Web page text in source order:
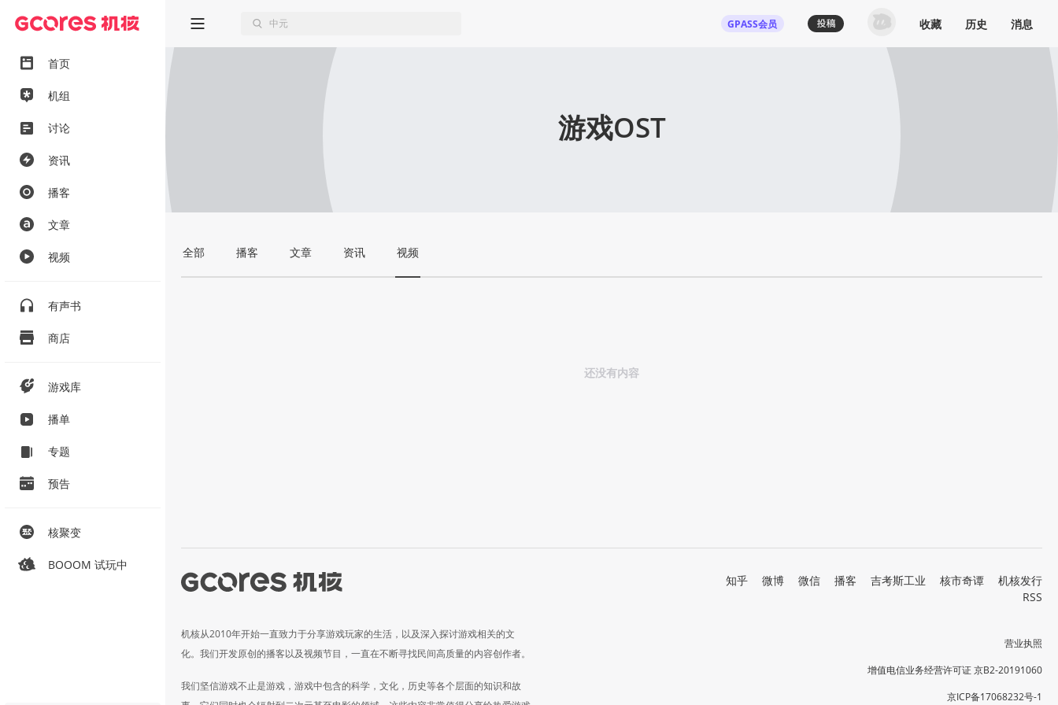
首页
机组
讨论
资讯
播客
文章
视频
有声书
商店
游戏库
播单
专题
预告
核聚变
BOOOM 试玩中
GPASS会员 收藏 历史 消息
游戏OST
全部 播客 文章 资讯 视频
还没有内容
机核从2010年开始一直致力于分享游戏玩家的生活，以及深入探讨游戏相关的文
化。我们开发原创的播客以及视频节目，一直在不断寻找民间高质量的内容创作者。
我们坚信游戏不止是游戏，游戏中包含的科学，文化，历史等各个层面的知识和故
知乎 微博 微信 播客 吉考斯工业 核市奇谭
机核发行
RSS
营业执照
增值电信业务经营许可证 京B2-20191060
京ICP备17068232号-1